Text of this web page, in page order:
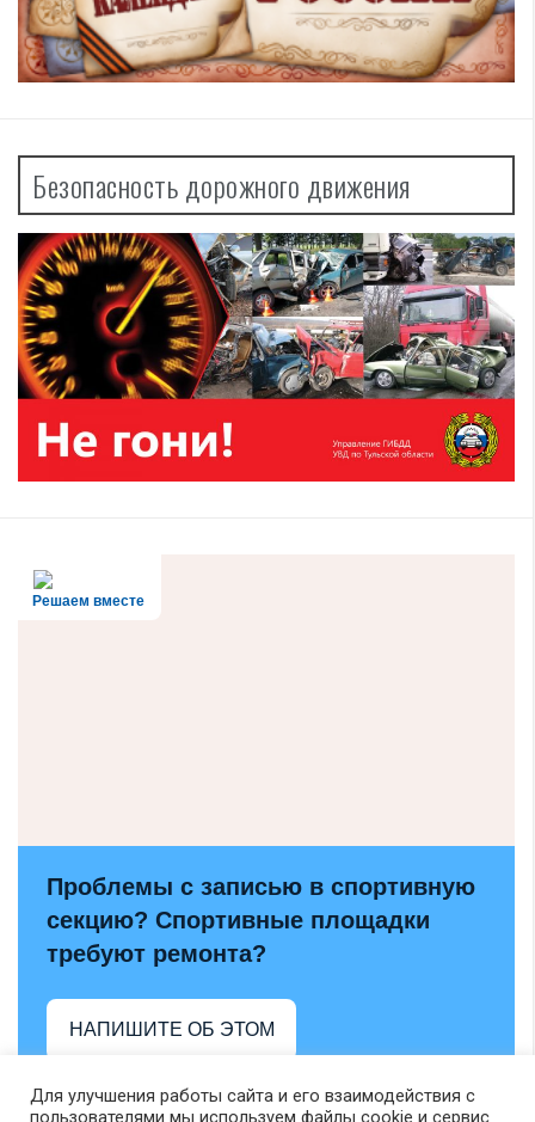
Безопасность дорожного движения
Решаем вместе
Проблемы с записью в спортивную
секцию? Спортивные площадки
требуют ремонта?
НАПИШИТЕ ОБ ЭТОМ
Для улучшения работы сайта и его взаимодействия с
пользователями мы используем файлы cookie и сервис